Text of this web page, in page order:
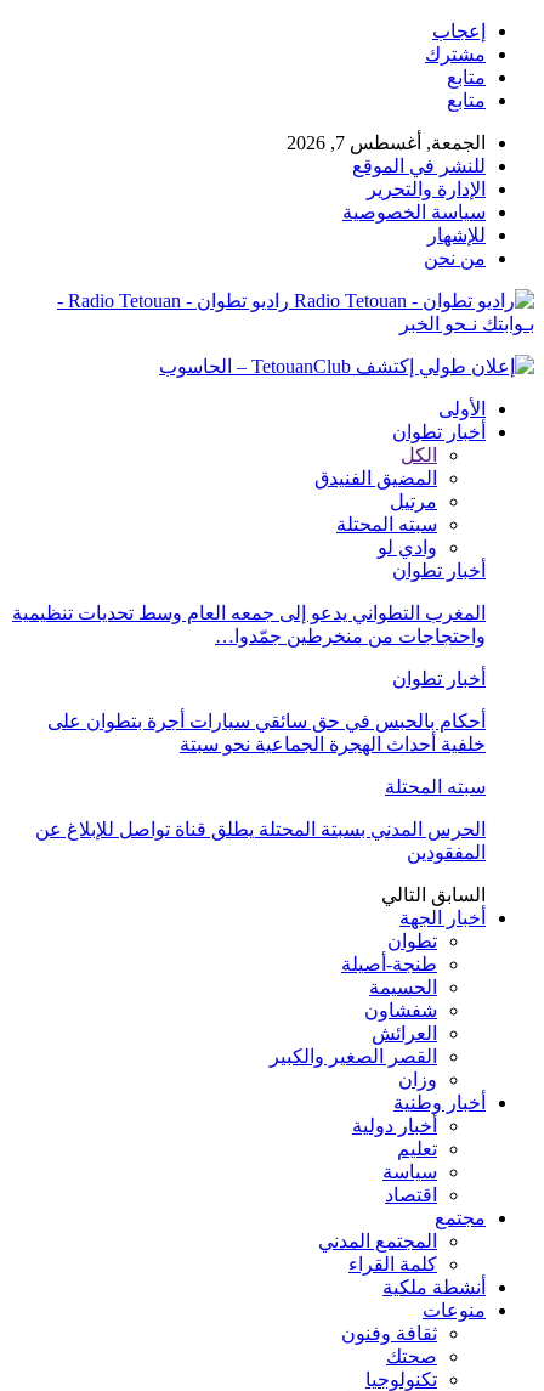
إعجاب
مشترك
متابع
متابع
الجمعة, أغسطس 7, 2026
للنشر في الموقع
الإدارة والتحرير
سياسة الخصوصية
للإشهار
من نحن
راديو تطوان - Radio Tetouan -
بـوابتك نـحو الخبر
الأولى
أخبار تطوان
الكل
المضيق الفنيدق
مرتيل
سبته المحتلة
وادي لو
أخبار تطوان
المغرب التطواني يدعو إلى جمعه العام وسط تحديات تنظيمية
واحتجاجات من منخرطين جمّدوا…
أخبار تطوان
أحكام بالحبس في حق سائقي سيارات أجرة بتطوان على
خلفية أحداث الهجرة الجماعية نحو سبتة
سبته المحتلة
الحرس المدني بسبتة المحتلة يطلق قناة تواصل للإبلاغ عن
المفقودين
السابق التالي
أخبار الجهة
تطوان
طنجة-أصيلة
الحسيمة
شفشاون
العرائش
القصر الصغير والكبير
وزان
أخبار وطنية
أخبار دولية
تعليم
سياسة
اقتصاد
مجتمع
المجتمع المدني
كلمة القراء
أنشطة ملكية
منوعات
ثقافة وفنون
صحتك
تكنولوجيا